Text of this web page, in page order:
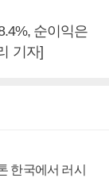
순이익은
기자]
한국에서 러시